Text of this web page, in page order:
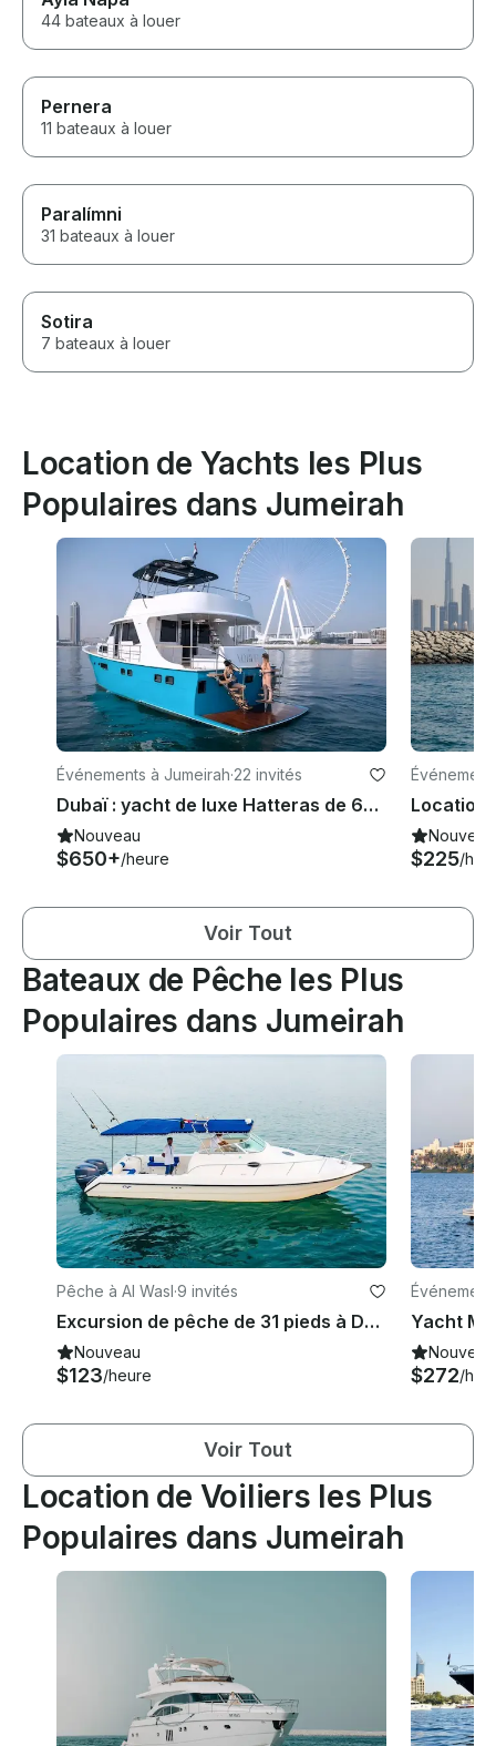
44 bateaux à louer
Pernera
11 bateaux à louer
Paralímni
31 bateaux à louer
Sotira
7 bateaux à louer
Location de Yachts les Plus
Populaires dans Jumeirah
Événements à Jumeirah·22 invités
Dubaï : yacht de luxe Hatteras de 64 pieds, rénové en 2024 pour une expérience haut de gamme.
Nouveau
$650+/heure
Nouveau
$225/
Voir Tout
Bateaux de Pêche les Plus
Populaires dans Jumeirah
Pêche à Al Wasl·9 invités
Excursion de pêche de 31 pieds à Dubaï
Nouveau
$123/heure
Yacht
Nouveau
$272/
Voir Tout
Location de Voiliers les Plus
Populaires dans Jumeirah